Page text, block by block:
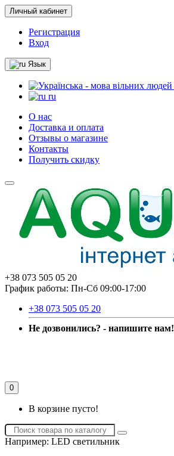
Личный кабинет
Регистрация
Вход
Язык
ru
О нас
Доставка и оплата
Отзывы о магазине
Контакты
Получить скидку
+38 073 505 05 20
График работы: Пн-Сб 09:00-17:00
+38 073 505 05 20
Не дозвонились? - напишите нам!
0
В корзине пусто!
Например: LED светильник